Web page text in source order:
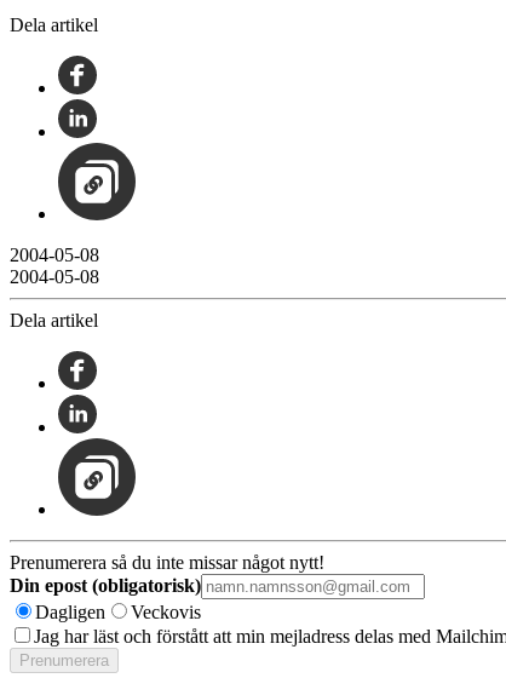
Dela artikel
2004-05-08
2004-05-08
Dela artikel
Prenumerera så du inte missar något nytt!
Din epost (obligatorisk)
Dagligen
Veckovis
Jag har läst och förstått att min mejladress delas med